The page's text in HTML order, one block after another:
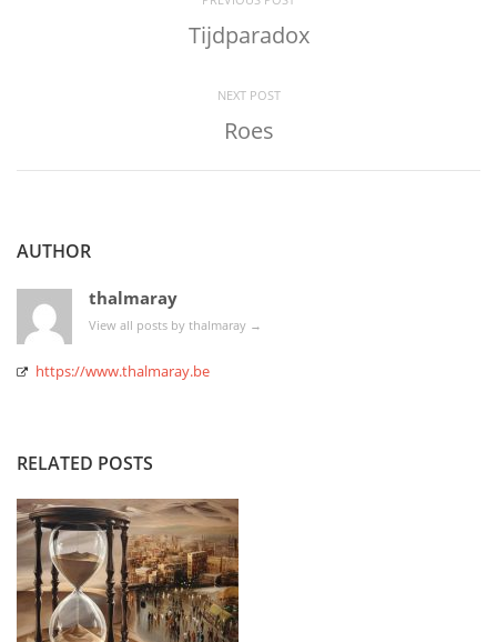
Tijdparadox
NEXT POST
Roes
AUTHOR
thalmaray
View all posts by thalmaray →
https://www.thalmaray.be
RELATED POSTS